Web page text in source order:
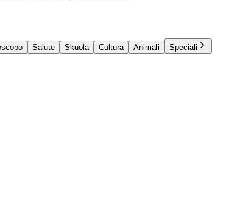
Salute Skuola Cultura Animali
Speciali